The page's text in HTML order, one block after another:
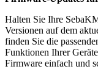
Halten Sie Ihre
Versionen auf dem
finden Sie die
Funktionen Ihrer
Firmware einfach und